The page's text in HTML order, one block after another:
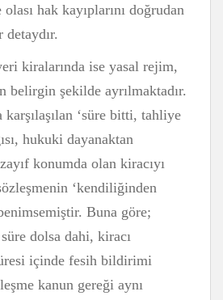
hak kayıplarını doğrudan
kiralarında ise yasal rejim,
belirgin şekilde ayrılmaktadır.
karşılaşılan ‘süre bitti, tahliye
hukuki dayanaktan
konumda olan kiracıyı
‘kendiliğinden
Buna göre;
dolsa dahi, kiracı
içinde fesih bildirimi
kanun gereği aynı